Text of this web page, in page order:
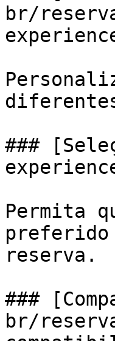
br/
###
Permita
preferido
reserva.
###
br/